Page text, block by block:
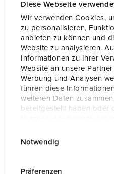
Diese Webseite
Wir verwenden Cookies,
zu personalisieren,
anbieten zu können und
Website zu analysieren.
Informationen zu Ihrer
Website an unsere
Werbung und Analysen
führen diese
weiteren Daten
bereitgestellt haben oder
Notwendig
Präferenzen
Voltage 50-
Clock position 2 h
Hertz
Connection technology
Contact
X-